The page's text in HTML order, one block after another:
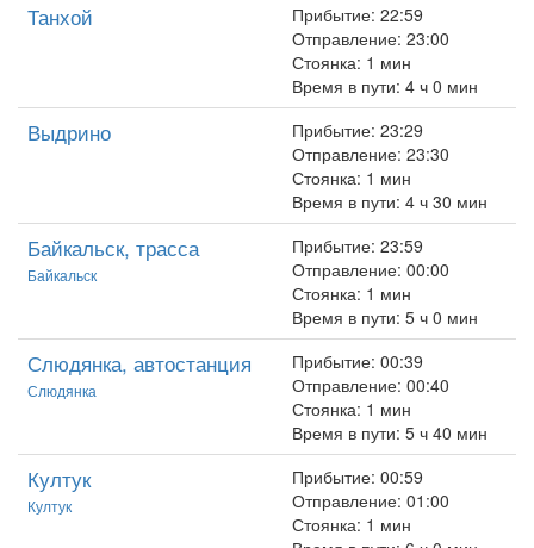
Танхой
Прибытие: 22:59
Отправление: 23:00
Стоянка: 1 мин
Время в пути: 4 ч 0 мин
Выдрино
Прибытие: 23:29
Отправление: 23:30
Стоянка: 1 мин
Время в пути: 4 ч 30 мин
Байкальск, трасса
Байкальск
Прибытие: 23:59
Отправление: 00:00
Стоянка: 1 мин
Время в пути: 5 ч 0 мин
Слюдянка, автостанция
Слюдянка
Прибытие: 00:39
Отправление: 00:40
Стоянка: 1 мин
Время в пути: 5 ч 40 мин
Култук
Култук
Прибытие: 00:59
Отправление: 01:00
Стоянка: 1 мин